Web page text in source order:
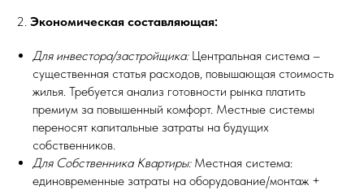
2. Экономическая составляющая:
Для инвестора/застройщика:Центральная система –
существенная статья расходов, повышающая стоимость
жилья. Требуется анализ готовности рынка платить
премиум за повышенный комфорт. Местные системы
переносят капитальные затраты на будущих
собственников.
Для Собственника Квартиры: Местная система:
единовременные затраты на оборудование/монтаж +